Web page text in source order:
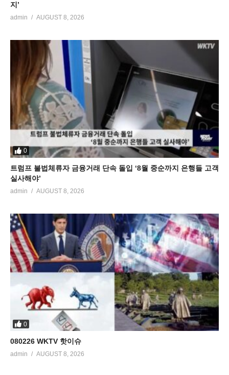
지’
admin AUGUST 8, 2026
0
트럼프 불법체류자 금융거래 단속 돌입 ‘8월 중순까지 은행들 고객
실사해야’
admin AUGUST 8, 2026
0
080226 WKTV 핫이슈
admin AUGUST 8, 2026